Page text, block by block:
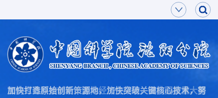
面向世界科技前沿，面向经济主战场，面向国家重大需
加快打造原始创新策源地，加快突破关键核心技术，努